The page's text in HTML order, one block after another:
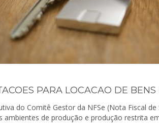
do Comitê Gestor da NFSe (Nota Fiscal
ambientes de produção e produção restrita